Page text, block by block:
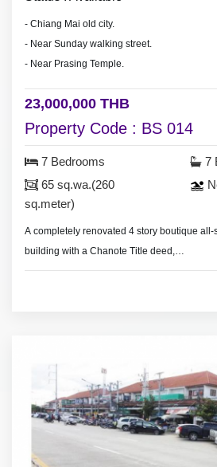
Property Code : BS 014
7 Bedrooms
65 sq.wa.(260
sq.meter)
7
A completely renovated 4 story boutique
building with a Chanote Title deed,
Land size 65 sq.wa.(260 sq.meter), 7 large
Located in the heart of Chiang Mai's historic
- Chiang Mai old city.
- Near Sunday walking street.
- Near Prasing Temple.
23,000,000 THB